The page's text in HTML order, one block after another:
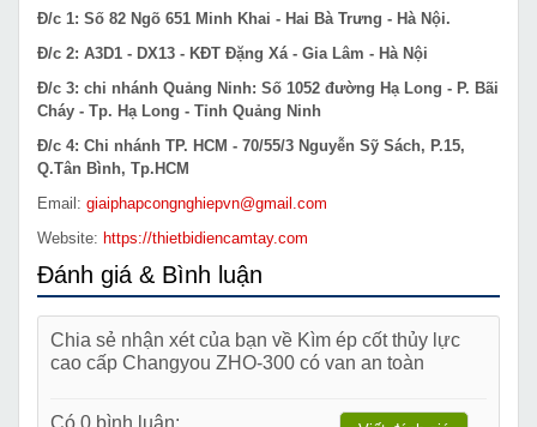
Đ/c 1: Số 82 Ngõ 651 Minh Khai - Hai Bà Trưng - Hà Nội.
Đ/c 2: A3D1 - DX13 - KĐT Đặng Xá - Gia Lâm - Hà Nội
Đ/c 3: chi nhánh Quảng Ninh: Số 1052 đường Hạ Long - P. Bãi
Cháy - Tp. Hạ Long - Tỉnh Quảng Ninh
Đ/c 4: Chi nhánh TP. HCM - 70/55/3 Nguyễn Sỹ Sách, P.15,
Q.Tân Bình, Tp.HCM
Email: giaiphapcongnghiepvn@gmail.com
Website: https://thietbidiencamtay.com
Đánh giá & Bình luận
Chia sẻ nhận xét của bạn về Kìm ép cốt thủy lực
cao cấp Changyou ZHO-300 có van an toàn
Có 0 bình luận: